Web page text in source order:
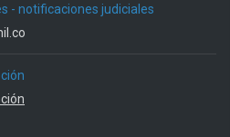
- notificaciones judiciales